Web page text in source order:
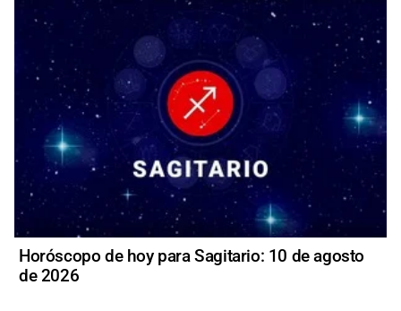
Horóscopo de hoy para Sagitario: 10 de agosto
de 2026